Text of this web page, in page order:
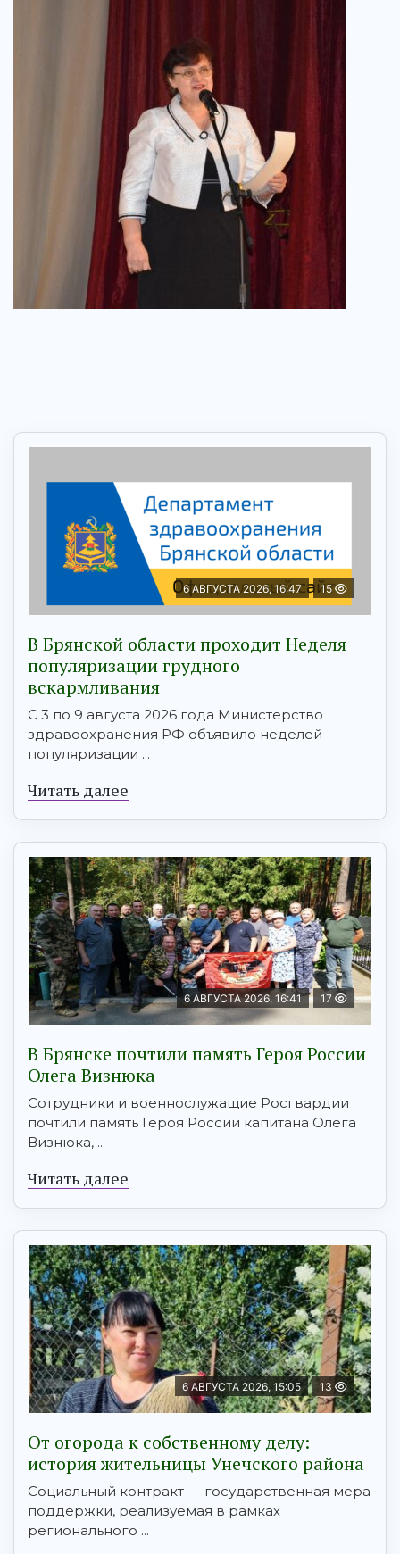
6 АВГУСТА 2026, 16:47 15
В Брянской области проходит Неделя
популяризации грудного
вскармливания
С 3 по 9 августа 2026 года Министерство
здравоохранения РФ объявило неделей
популяризации ...
Читать далее
6 АВГУСТА 2026, 16:41 17
В Брянске почтили память Героя России
Олега Визнюка
Сотрудники и военнослужащие Росгвардии
почтили память Героя России капитана Олега
Визнюка, ...
Читать далее
6 АВГУСТА 2026, 15:05 13
От огорода к собственному делу:
история жительницы Унечского района
Социальный контракт — государственная мера
поддержки, реализуемая в рамках
регионального ...